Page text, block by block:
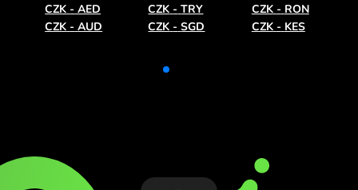
CZK - AED CZK - TRY CZK - RON
CZK - AUD CZK - SGD CZK - KES